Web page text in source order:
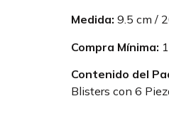
Medida: 9.5 cm /
Compra Mínima:
Contenido del
Blisters con 6